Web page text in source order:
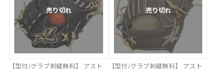
売り切れ
【型付/グラブ刺繍無料】 アスト
売り切れ
【型付/グラブ刺繍無料】 アスト